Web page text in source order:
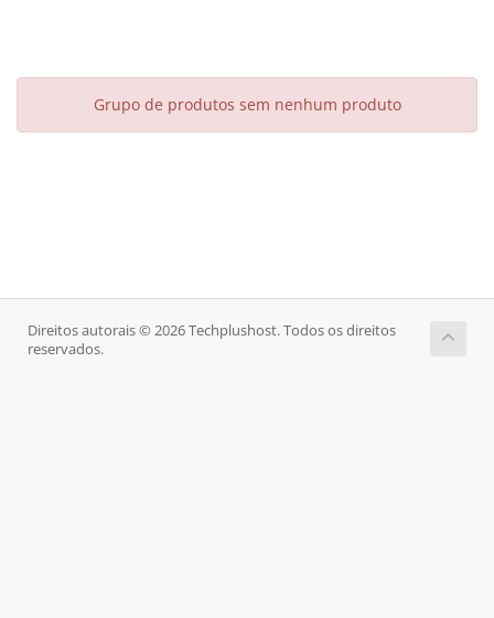
Grupo de produtos sem nenhum produto
Direitos autorais © 2026 Techplushost. Todos os direitos
reservados.